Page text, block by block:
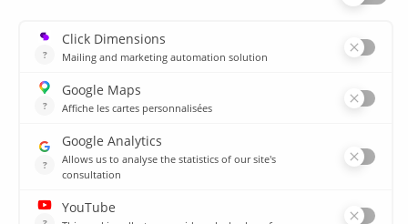
Formations
plan du site
Ressources
Médiathèque
CSIRT
Agences
Agences